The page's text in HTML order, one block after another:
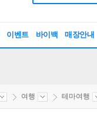
이벤트 바이백 매장안내
여행 테마여행